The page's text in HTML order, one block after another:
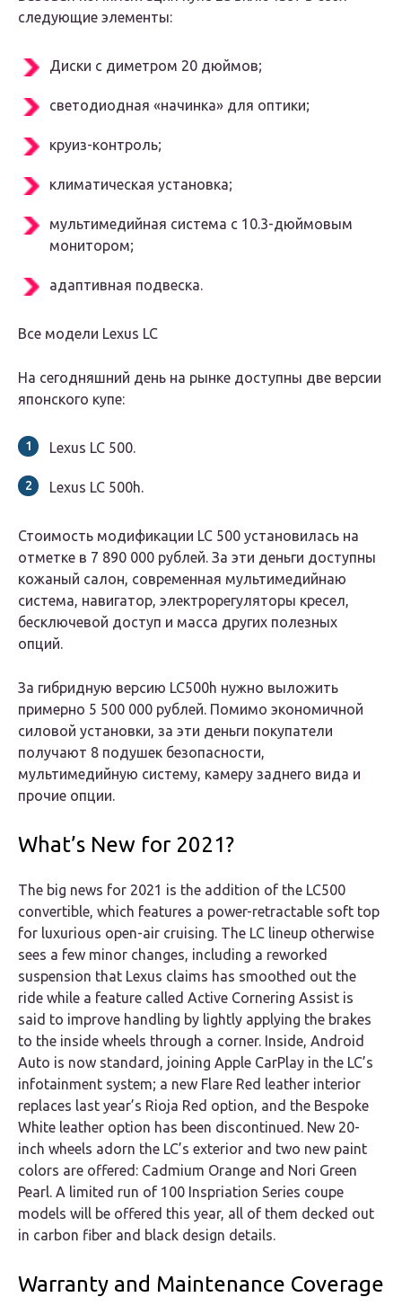
следующие элементы:
Диски с диметром 20 дюймов;
светодиодная «начинка» для оптики;
круиз-контроль;
климатическая установка;
мультимедийная система с 10.3-дюймовым
монитором;
адаптивная подвеска.
Все модели Lexus LC
На сегодняшний день на рынке доступны две версии
японского купе:
Lexus LC 500.
Lexus LC 500h.
Стоимость модификации LC 500 установилась на
отметке в 7 890 000 рублей. За эти деньги доступны
кожаный салон, современная мультимедийнаю
система, навигатор, электрорегуляторы кресел,
бесключевой доступ и масса других полезных
опций.
За гибридную версию LC500h нужно выложить
примерно 5 500 000 рублей. Помимо экономичной
силовой установки, за эти деньги покупатели
получают 8 подушек безопасности,
мультимедийную систему, камеру заднего вида и
прочие опции.
What’s New for 2021?
The big news for 2021 is the addition of the LC500
convertible, which features a power-retractable soft top
for luxurious open-air cruising. The LC lineup otherwise
sees a few minor changes, including a reworked
suspension that Lexus claims has smoothed out the
ride while a feature called Active Cornering Assist is
said to improve handling by lightly applying the brakes
to the inside wheels through a corner. Inside, Android
Auto is now standard, joining Apple CarPlay in the LC’s
infotainment system; a new Flare Red leather interior
replaces last year’s Rioja Red option, and the Bespoke
White leather option has been discontinued. New 20-
inch wheels adorn the LC’s exterior and two new paint
colors are offered: Cadmium Orange and Nori Green
Pearl. A limited run of 100 Inspriation Series coupe
models will be offered this year, all of them decked out
in carbon fiber and black design details.
Warranty and Maintenance Coverage